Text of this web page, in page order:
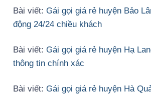
Bài viết: Gái gọi giá rẻ huyện Bảo
động 24/24 chiều khách
Bài viết: Gái gọi giá rẻ huyện Hạ
thông tin chính xác
Bài viết: Gái gọi giá rẻ huyện Hà